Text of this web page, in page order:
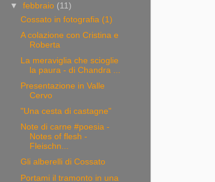
▼febbraio (11)
Cossato in fotografia (1)
A colazione con Cristina e
Roberta
La meraviglia che scioglie
la paura - di Chandra ...
Presentazione in Valle
Cervo
"Una cesta di castagne"
Note di carne #poesia -
Notes of flesh -
Fleischn...
Gli alberelli di Cossato
Portami il tramonto in una